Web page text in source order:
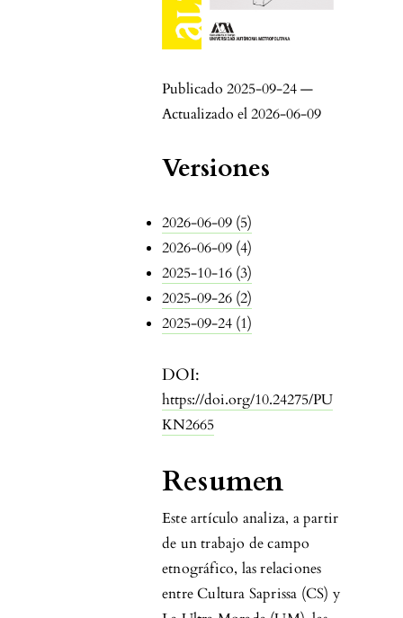
DOI:
https://doi.org/10.24275/PU
KN2665
Publicado 2025-09-24 —
Actualizado el 2026-06-09
Versiones
2026-06-09 (5)
2026-06-09 (4)
2025-10-16 (3)
2025-09-26 (2)
2025-09-24 (1)
Resumen
Este artículo analiza, a partir
de un trabajo de campo
etnográfico, las relaciones
entre Cultura Saprissa (CS) y